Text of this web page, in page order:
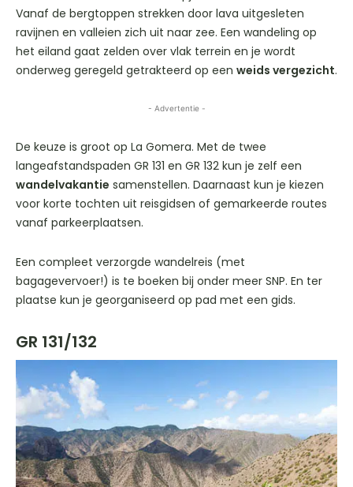
Vanaf de bergtoppen strekken door lava uitgesleten
ravijnen en valleien zich uit naar zee. Een wandeling op
het eiland gaat zelden over vlak terrein en je wordt
onderweg geregeld getrakteerd op een weids vergezicht.
- Advertentie -
De keuze is groot op La Gomera. Met de twee
langeafstandspaden GR 131 en GR 132 kun je zelf een
wandelvakantie samenstellen. Daarnaast kun je kiezen
voor korte tochten uit reisgidsen of gemarkeerde routes
vanaf parkeerplaatsen.
Een compleet verzorgde wandelreis (met
bagagevervoer!) is te boeken bij onder meer SNP. En ter
plaatse kun je georganiseerd op pad met een gids.
GR 131/132